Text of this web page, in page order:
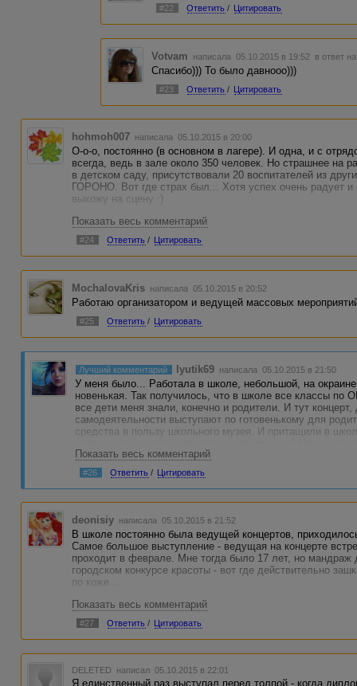
#22 Ответить / Цитировать
Votvam написала 05.10.2015 в 19:52 в ответ
Спасибо))) То было давнооо)))
#23 Ответить / Цитировать
hohmoh007 написала 05.10.2015 в 20:00
О-о-о, постоянно (в основном в лагере). И одна, и с
всегда, ведь в зале около 350 человек. Но страшнее на
в детском саду, присутствовали 20 воспитателей из
ГОРОНО. Вот где страх был... Хотя успех очень радует и
выхожу на сцену :)
Показать весь комментарий
#24 Ответить / Цитировать
MochalovaKris написала 05.10.2015 в 20:52
Работаю организатором и ведущей массовых
#25 Ответить / Цитировать
Лучший комментарий lyutik69 написала 05.10.2015 в 21:50
У меня было... Работала в школе, небольшой, на
новенькая. Так получилось, что в школе все классы
все дети меня знали, конечно и родители. И тут
самодеятельности выступают по готовенькому для
средства в пользу школьного музея. И притащили в
"талантом" закрыть в се дыры в концерте. А надо
Ну вот без репетиций, без подготовки особой и без
вытолкнули на сцену. Помню, что я так упиралась, что
залу...Все афигели...Но когда дети рассмотрели, что
овацию.... Это был триумф без триумфа. Сам факт
еще выпавшей спиной почти из-за кулис, произвел
Я пела песенку народную, которую хорошо знали
Последствия такого шоу были - помню еще трубу дома
"зрителей" и денег не взял))) за концерт - сказал))) Но
Показать весь комментарий
#26 Ответить / Цитировать
deonisiy написала 05.10.2015 в 21:52
В школе постоянно была ведущей концертов,
Самое большое выступление - ведущая на концерте
проходит в феврале. Мне тогда было 17 лет, но
городском конкурсе красоты - вот где действительно
по коже...
Показать весь комментарий
#27 Ответить / Цитировать
DELETED написал 05.10.2015 в 22:01
Я единственный раз выступал перед толпой - когда